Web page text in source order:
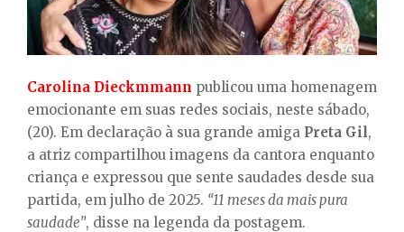
U
Carolina Dieckmmann publicou uma homenagem
emocionante em suas redes sociais, neste sábado,
(20). Em declaração à sua grande amiga Preta Gil ,
a atriz compartilhou imagens da cantora enquanto
criança e expressou que sente saudades desde sua
partida, em julho de 2025. “11 meses da mais pura
saudade”, disse na legenda da postagem.